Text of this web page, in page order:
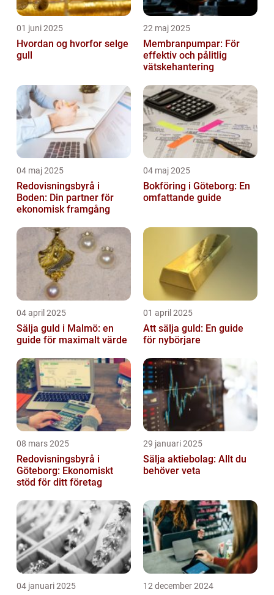
01 juni 2025
Hvordan og hvorfor selge
gull
22 maj 2025
Membranpumpar: För
effektiv och pålitlig
vätskehantering
04 maj 2025
Redovisningsbyrå i
Boden: Din partner för
ekonomisk framgång
04 maj 2025
Bokföring i Göteborg: En
omfattande guide
04 april 2025
Sälja guld i Malmö: en
guide för maximalt värde
01 april 2025
Att sälja guld: En guide
för nybörjare
08 mars 2025
Redovisningsbyrå i
Göteborg: Ekonomiskt
stöd för ditt företag
29 januari 2025
Sälja aktiebolag: Allt du
behöver veta
04 januari 2025 12 december 2024